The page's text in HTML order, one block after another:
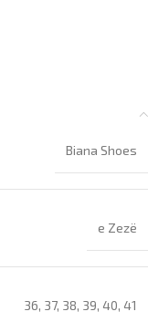
Biana Shoes
e Zezë
36, 37, 38, 39, 40, 41